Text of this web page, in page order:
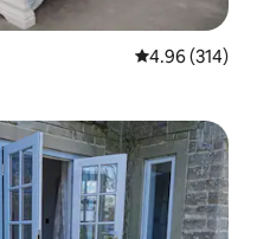
Penarafan
4.96 (314)